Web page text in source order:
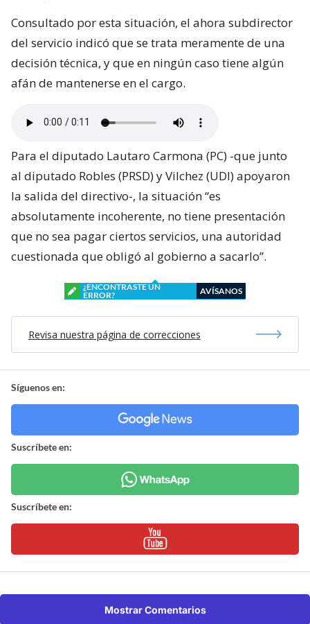
Consultado por esta situación, el ahora subdirector
del servicio indicó que se trata meramente de una
decisión técnica, y que en ningún caso tiene algún
afán de mantenerse en el cargo.
Para el diputado Lautaro Carmona (PC) -que junto
al diputado Robles (PRSD) y Vilchez (UDI) apoyaron
la salida del directivo-, la situación “es
absolutamente incoherente, no tiene presentación
que no sea pagar ciertos servicios, una autoridad
cuestionada que obligó al gobierno a sacarlo”.
¿ENCONTRASTE UN
ERROR?
AVÍSANOS
Revisa nuestra página de correcciones
Síguenos en:
Suscríbete en:
Suscríbete en:
Mostrar Comentarios